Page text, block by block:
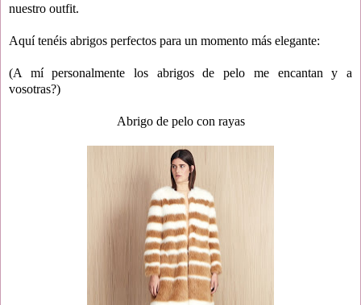
nuestro outfit.
Aquí tenéis abrigos perfectos para un momento más elegante:
(A mí personalmente los abrigos de pelo me encantan y a
vosotras?)
Abrigo de pelo con rayas